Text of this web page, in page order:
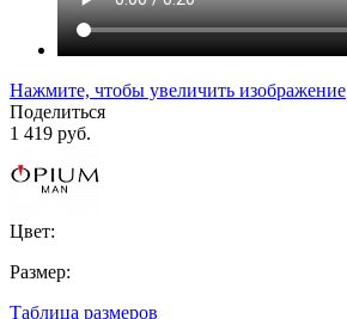
Нажмите, чтобы увеличить изображение
Поделиться
1 419 руб.
Цвет:
Размер:
Таблица размеров